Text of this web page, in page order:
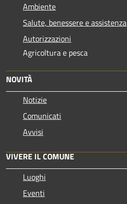
Ambiente
Salute, benessere e assistenza
Autorizzazioni
Agricoltura e pesca
NOVITÀ
Notizie
Comunicati
Avvisi
VIVERE IL COMUNE
Luoghi
Eventi